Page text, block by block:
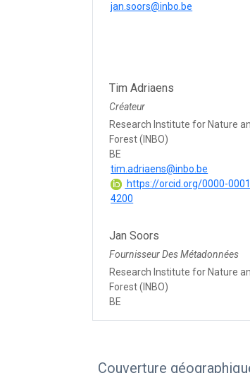
jan.soors@inbo.be
Tim Adriaens
Créateur
Research Institute for Nature
Forest (INBO)
BE
tim.adriaens@inbo.be
https://orcid.org/0000-
4200
Jan Soors
Fournisseur Des Métadonnées
Research Institute for Nature
Forest (INBO)
BE
Couverture